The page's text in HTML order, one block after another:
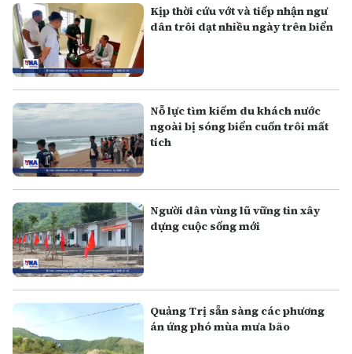
Kịp thời cứu vớt và tiếp nhận ngư
dân trôi dạt nhiều ngày trên biển
Nỗ lực tìm kiếm du khách nước
ngoài bị sóng biển cuốn trôi mất
tích
Người dân vùng lũ vững tin xây
dựng cuộc sống mới
Quảng Trị sẵn sàng các phương
án ứng phó mùa mưa bão